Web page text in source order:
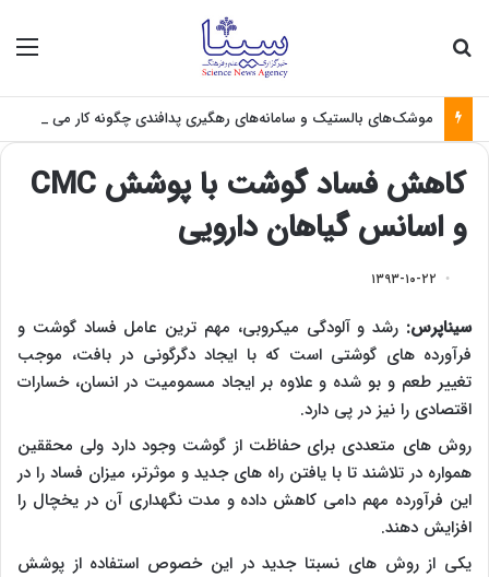
موشک‌های بالستیک و سامانه‌های رهگیری پدافندی چگونه کار می کنند؟
کاهش فساد گوشت با پوشش CMC
و اسانس گیاهان دارویی
۱۳۹۳-۱۰-۲۲
سیناپرس: رشد و آلودگی میکروبی، مهم ترین عامل فساد گوشت و
فرآورده های گوشتی است که با ایجاد دگرگونی در بافت، موجب
تغییر طعم و بو شده و علاوه بر ایجاد مسمومیت در انسان، خسارات
اقتصادی را نیز در پی دارد.
روش های متعددی برای حفاظت از گوشت وجود دارد ولی محققین
همواره در تلاشند تا با یافتن راه های جدید و موثرتر، میزان فساد را در
این فرآورده مهم دامی کاهش داده و مدت نگهداری آن در یخچال را
افزایش دهند.
یکی از روش های نسبتا جدید در این خصوص استفاده از پوشش